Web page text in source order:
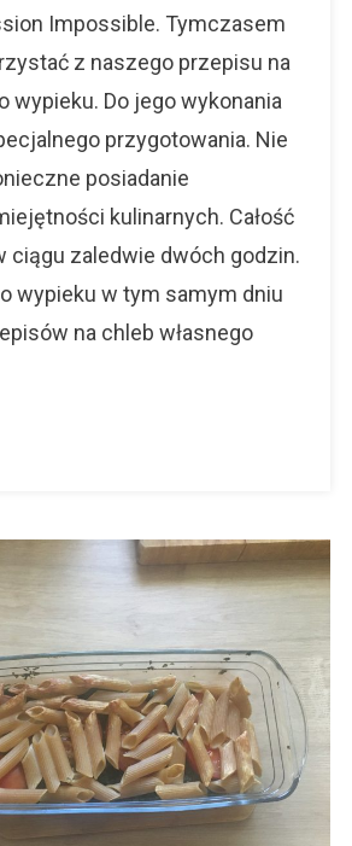
Prosty
Przepis
Impossible. Tymczasem
z naszego przepisu na
wypieku. Do jego wykonania
przygotowania. Nie
posiadanie
kulinarnych. Całość
ciągu zaledwie dwóch godzin.
wypieku w tym samym dniu
na chleb własnego